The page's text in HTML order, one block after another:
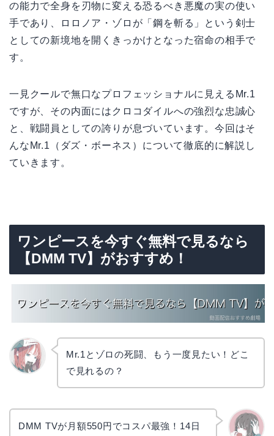
の能力で全身を刃物に変える恐るべき悪魔の実の使い
手であり、ロロノア・ゾロが「鋼を斬る」という剣士
としての新境地を開くきっかけとなった宿命の相手で
す。
一見クールで無口なプロフェッショナルに見えるMr.1
ですが、その内面にはクロコダイルへの強烈な忠誠心
と、戦闘員としての誇りが息づいています。今回はそ
んなMr.1（ダズ・ボーネス）について徹底的に解説し
ていきます。
ワンピースを今すぐ無料で見るなら
【DMM TV】がおすすめ！
Mr.1とゾロの死闘、もう一度見たい！どこ
で見れるの？
DMM TVが月額550円でコスパ最強！14日